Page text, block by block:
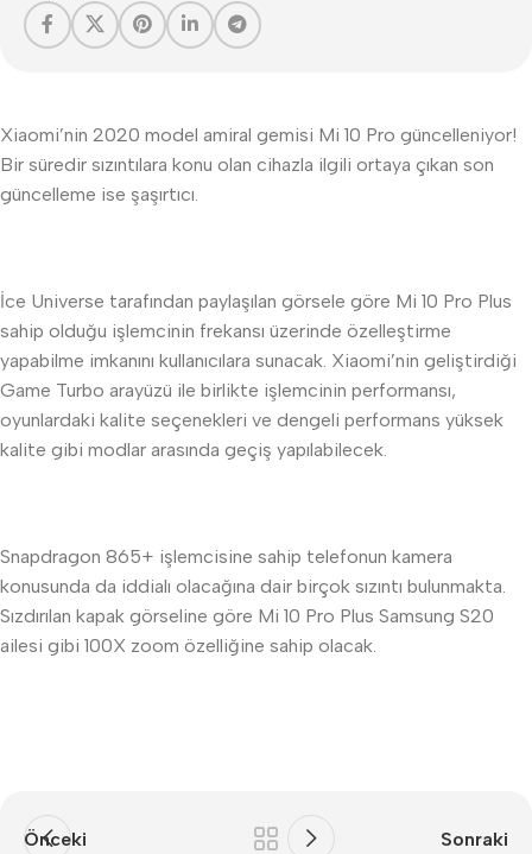
Xiaomi’nin 2020 model amiral gemisi Mi 10 Pro güncelleniyor!
Bir süredir sızıntılara konu olan cihazla ilgili ortaya çıkan son
güncelleme ise şaşırtıcı.
İce Universe tarafından paylaşılan görsele göre Mi 10 Pro Plus
sahip olduğu işlemcinin frekansı üzerinde özelleştirme
yapabilme imkanını kullanıcılara sunacak. Xiaomi’nin geliştirdiği
Game Turbo arayüzü ile birlikte işlemcinin performansı,
oyunlardaki kalite seçenekleri ve dengeli performans yüksek
kalite gibi modlar arasında geçiş yapılabilecek.
Snapdragon 865+ işlemcisine sahip telefonun kamera
konusunda da iddialı olacağına dair birçok sızıntı bulunmakta.
Sızdırılan kapak görseline göre Mi 10 Pro Plus Samsung S20
ailesi gibi 100X zoom özelliğine sahip olacak.
Önceki Sonraki